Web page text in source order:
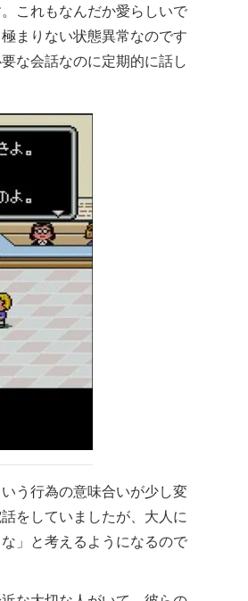
これもなんだか愛らしいで
まりない状態異常なのです
な会話なのに定期的に話し
う行為の意味合いが少し変
をしていましたが、大人に
」と考えるようになるので